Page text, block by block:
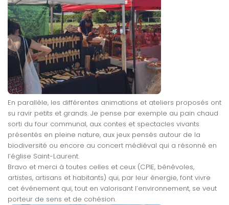
En parallèle, les différentes animations et ateliers proposés ont
su ravir petits et grands. Je pense par exemple au pain chaud
sorti du four communal, aux contes et spectacles vivants
présentés en pleine nature, aux jeux pensés autour de la
biodiversité ou encore au concert médiéval qui a résonné en
l’église Saint-Laurent.
Bravo et merci à toutes celles et ceux (CPIE, bénévoles,
artistes, artisans et habitants) qui, par leur énergie, font vivre
cet événement qui, tout en valorisant l’environnement, se veut
porteur de sens et de cohésion.